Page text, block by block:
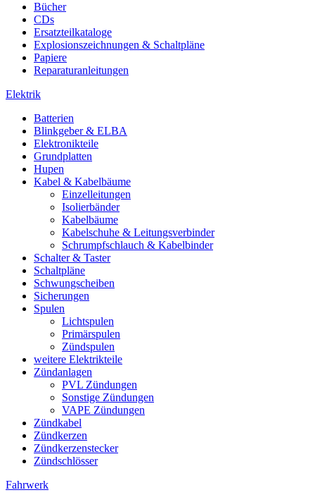
Bücher
CDs
Ersatzteilkataloge
Explosionszeichnungen & Schaltpläne
Papiere
Reparaturanleitungen
Elektrik
Batterien
Blinkgeber & ELBA
Elektronikteile
Grundplatten
Hupen
Kabel & Kabelbäume
Einzelleitungen
Isolierbänder
Kabelbäume
Kabelschuhe & Leitungsverbinder
Schrumpfschlauch & Kabelbinder
Schalter & Taster
Schaltpläne
Schwungscheiben
Sicherungen
Spulen
Lichtspulen
Primärspulen
Zündspulen
weitere Elektrikteile
Zündanlagen
PVL Zündungen
Sonstige Zündungen
VAPE Zündungen
Zündkabel
Zündkerzen
Zündkerzenstecker
Zündschlösser
Fahrwerk